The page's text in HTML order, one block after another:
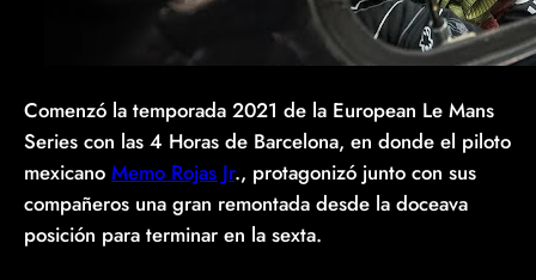
Comenzó la temporada 2021 de la European Le Mans
Series con las 4 Horas de Barcelona, en donde el piloto
mexicano Memo Rojas Jr., protagonizó junto con sus
compañeros una gran remontada desde la doceava
posición para terminar en la sexta.